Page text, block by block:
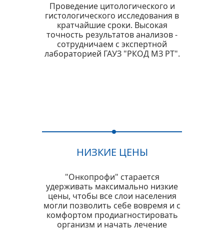
Проведение цитологического и
гистологического исследования в
кратчайшие сроки. Высокая
точность результатов анализов -
сотрудничаем с экспертной
лабораторией ГАУЗ "РКОД МЗ РТ".
НИЗКИЕ ЦЕНЫ
"Онкопрофи" старается
удерживать максимально низкие
цены, чтобы все слои населения
могли позволить себе вовремя и с
комфортом продиагностировать
организм и начать лечение